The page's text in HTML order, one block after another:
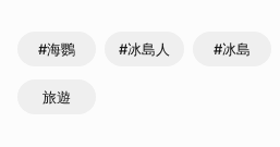
#海鸚 #冰島人 #冰島
旅遊